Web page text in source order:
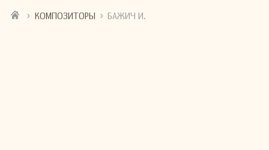
› КОМПОЗИТОРЫ › БАЖИЧ И.